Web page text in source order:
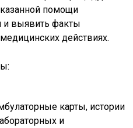
помощи
и выявить факты
действиях.
карты, истории
и